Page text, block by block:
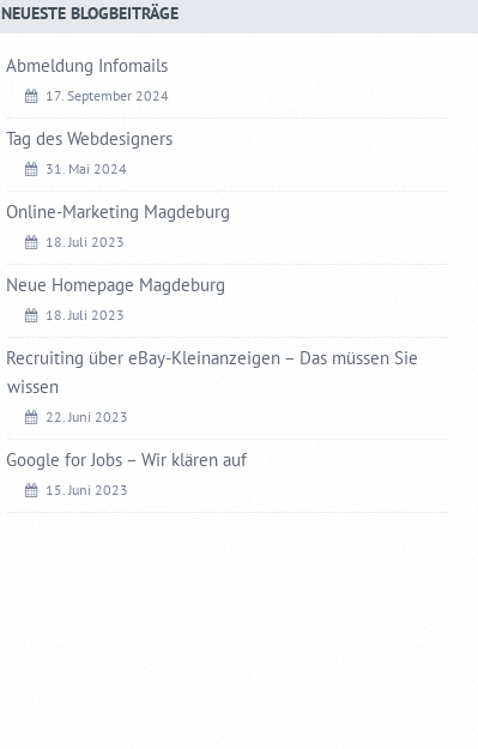
NEUESTE BLOGBEITRÄGE
Abmeldung Infomails
17. September 2024
Tag des Webdesigners
31. Mai 2024
Online-Marketing Magdeburg
18. Juli 2023
Neue Homepage Magdeburg
18. Juli 2023
Recruiting über eBay-Kleinanzeigen – Das müssen Sie
wissen
22. Juni 2023
Google for Jobs – Wir klären auf
15. Juni 2023